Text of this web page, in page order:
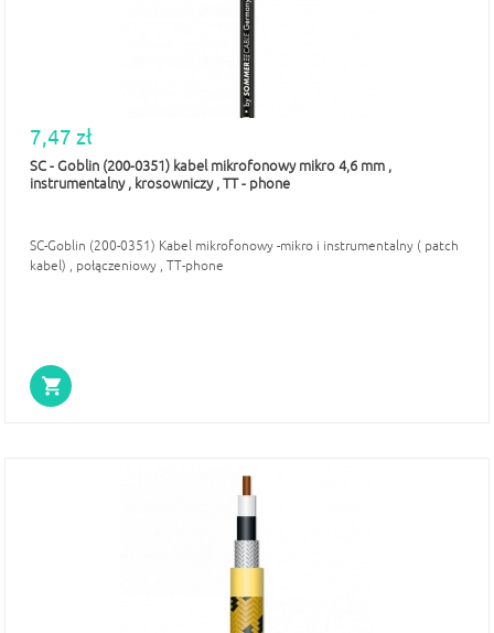
7,47 zł
SC - Goblin (200-0351) kabel mikrofonowy mikro 4,6 mm ,
instrumentalny , krosowniczy , TT - phone
SC-Goblin (200-0351) Kabel mikrofonowy -mikro i instrumentalny ( patch
kabel) , połączeniowy , TT-phone